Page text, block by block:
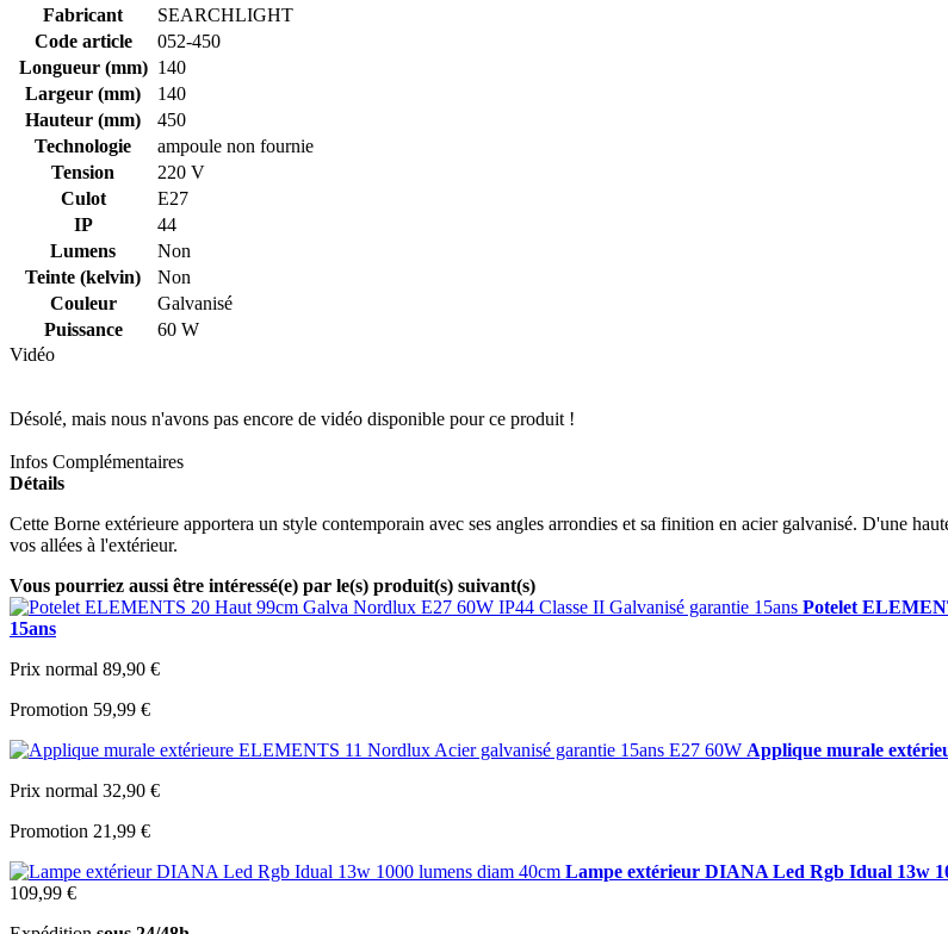
Fabricant
SEARCHLIGHT
Code article
052-450
Longueur (mm) 140
Largeur (mm)
140
Hauteur (mm)
450
Technologie
ampoule non fournie
Tension
220 V
Culot
E27
IP
44
Lumens
Non
Teinte (kelvin)
Non
Couleur
Galvanisé
Puissance
60 W
Vidéo
Désolé, mais nous n'avons pas encore de vidéo disponible pour ce produit !
Infos Complémentaires
Détails
Cette Borne extérieure apportera un style contemporain avec ses angles arrondies et sa finition en acier galvanisé. D'une
vos allées à l'extérieur.
Vous pourriez aussi être intéressé(e) par le(s) produit(s) suivant(s)
Potelet
15ans
Prix normal 89,90 €
Promotion 59,99 €
Applique murale
Prix normal 32,90 €
Promotion 21,99 €
Lampe extérieur DIANA Led Rgb Idual 13w
109,99 €